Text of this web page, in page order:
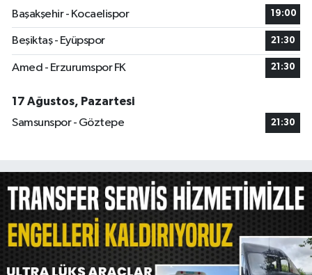
Başakşehir - Kocaelispor
19:00
Beşiktaş - Eyüpspor 21:30
Amed - Erzurumspor FK 21:30
17 Ağustos, Pazartesi
Samsunspor - Göztepe
21:30